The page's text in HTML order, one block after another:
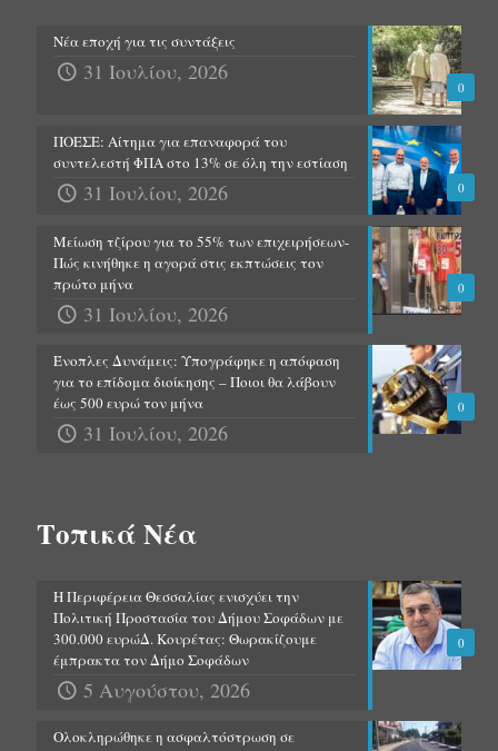
0
Νέα εποχή για τις συντάξεις
31 Ιουλίου, 2026
0
ΠΟΕΣΕ: Αίτημα για επαναφορά του
συντελεστή ΦΠΑ στο 13% σε όλη την εστίαση
31 Ιουλίου, 2026
0
Μείωση τζίρου για το 55% των επιχειρήσεων-
Πώς κινήθηκε η αγορά στις εκπτώσεις τον
πρώτο μήνα
31 Ιουλίου, 2026
0
Ένοπλες Δυνάμεις: Υπογράφηκε η απόφαση
για το επίδομα διοίκησης – Ποιοι θα λάβουν
έως 500 ευρώ τον μήνα
31 Ιουλίου, 2026
Τοπικά Νέα
0
Η Περιφέρεια Θεσσαλίας ενισχύει την
Πολιτική Προστασία του Δήμου Σοφάδων με
300.000 ευρώΔ. Κουρέτας: Θωρακίζουμε
έμπρακτα τον Δήμο Σοφάδων
5 Αυγούστου, 2026
Ολοκληρώθηκε η ασφαλτόστρωση σε